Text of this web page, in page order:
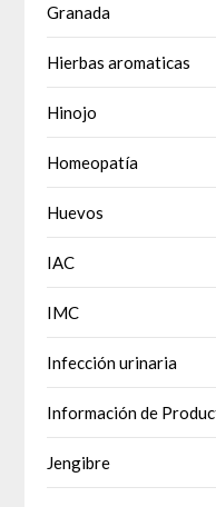
Granada
Hierbas aromaticas
Hinojo
Homeopatía
Huevos
IAC
IMC
Infección urinaria
Información de
Jengibre